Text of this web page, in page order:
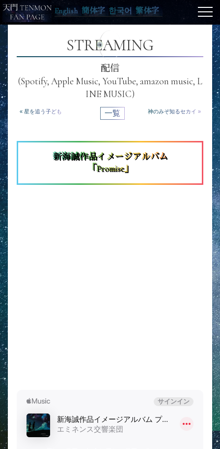
English 簡体字 한국어 繁体字
STREAMING
配信
(Spotify, Apple Music, YouTube, amazon music, L
INE MUSIC)
« 星を追う子ども 一覧 神のみぞ知るセカイ »
新海誠作品イメージアルバム
「Promise」